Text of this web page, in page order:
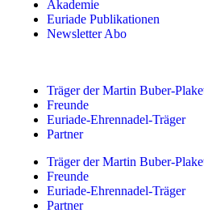
Akademie
Euriade Publikationen
Newsletter Abo
Träger der Martin Buber-
Freunde
Euriade-Ehrennadel-Träger
Partner
Träger der Martin Buber-
Freunde
Euriade-Ehrennadel-Träger
Partner